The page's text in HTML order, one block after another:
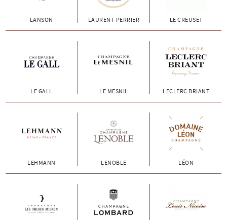
LANSON LAURENT-PERRIER LE CREUSET
LE GALL LE MESNIL LECLERC BRIANT
LEHMANN LENOBLE LÉON